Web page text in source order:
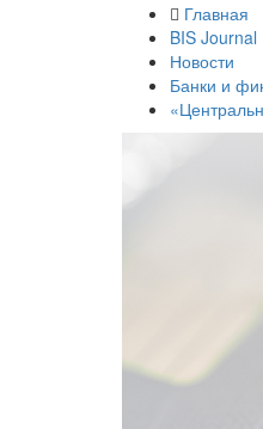
Главная
BIS Journal
Новости
Банки и